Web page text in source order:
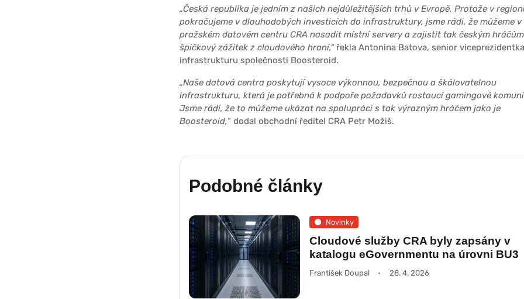
„Česká republika je jedním z našich nejdůležitějších trhů v Evropě. Protože v
pokračujeme v dlouhodobých investicích do infrastruktury, jsme rádi, že můžeme v
pražském datovém centru CRA nasadit místní servery a zajistit tak českým hráčům
špičkový zážitek z cloudového hraní,“řekla Antonina Batova, senior
infrastrukturu společnosti Boosteroid.
„Naše datová centra poskytují vysoce výkonnou, bezpečnou a škálovatelnou
infrastrukturu, která je potřebná k podpoře požadavků rostoucí gamingové
Jsme rádi, že to můžeme ukázat na spolupráci s tak výrazným hráčem jako je
Boosteroid,“ dodal obchodní ředitel CRA Petr Možiš.
Podobné články
Novinky
Cloudové služby CRA byly zapsány v
katalogu eGovernmentu na úrovni BU3
František Doupal 28. 4. 2026